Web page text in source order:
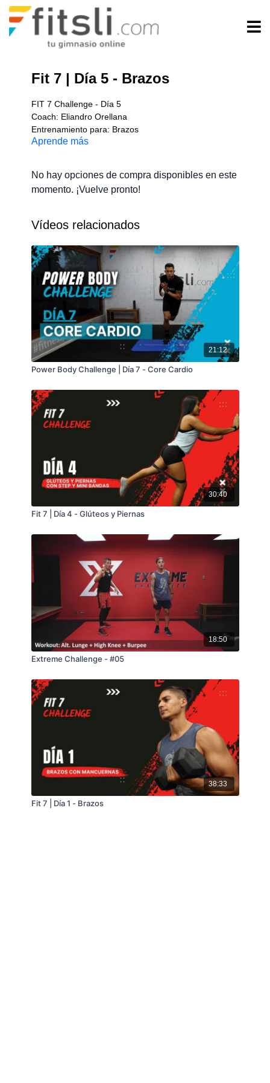
Fit 7 | Día 5 - Brazos
FIT 7 Challenge - Día 5
Coach: Eliandro Orellana
Entrenamiento para: Brazos
Implementos: Mancuernas
Aprende más
No hay opciones de compra disponibles en este
momento. ¡Vuelve pronto!
Vídeos relacionados
21:12
Power Body Challenge | Día 7 - Core Cardio
30:40
Fit 7 | Día 4 - Glúteos y Piernas
18:50
Extreme Challenge - #05
38:33
Fit 7 | Día 1 - Brazos